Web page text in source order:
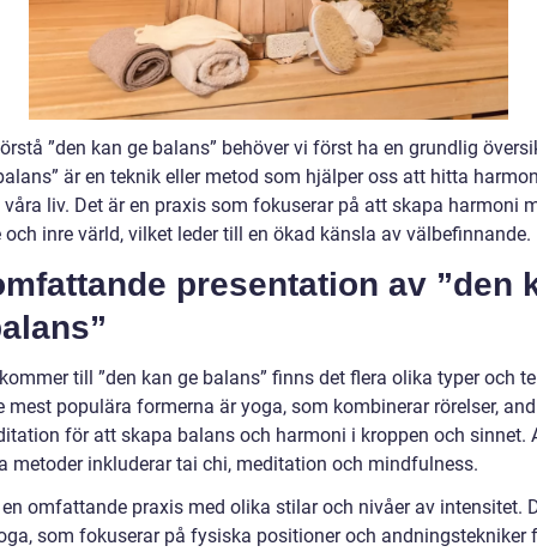
”den kan ge balans” behöver vi först ha en grundlig
är en teknik eller metod som hjälper oss att hitta
liv. Det är en praxis som fokuserar på att skapa harmoni
och inre värld, vilket leder till en ökad känsla av välbefinnande.
presentation av ”den
till ”den kan ge balans” finns det flera olika typer och
mest populära formerna är yoga, som kombinerar rörelser,
för att skapa balans och harmoni i kroppen och sinnet.
metoder inkluderar tai chi, meditation och mindfulness.
omfattande praxis med olika stilar och nivåer av intensitet.
som fokuserar på fysiska positioner och andningstekniker